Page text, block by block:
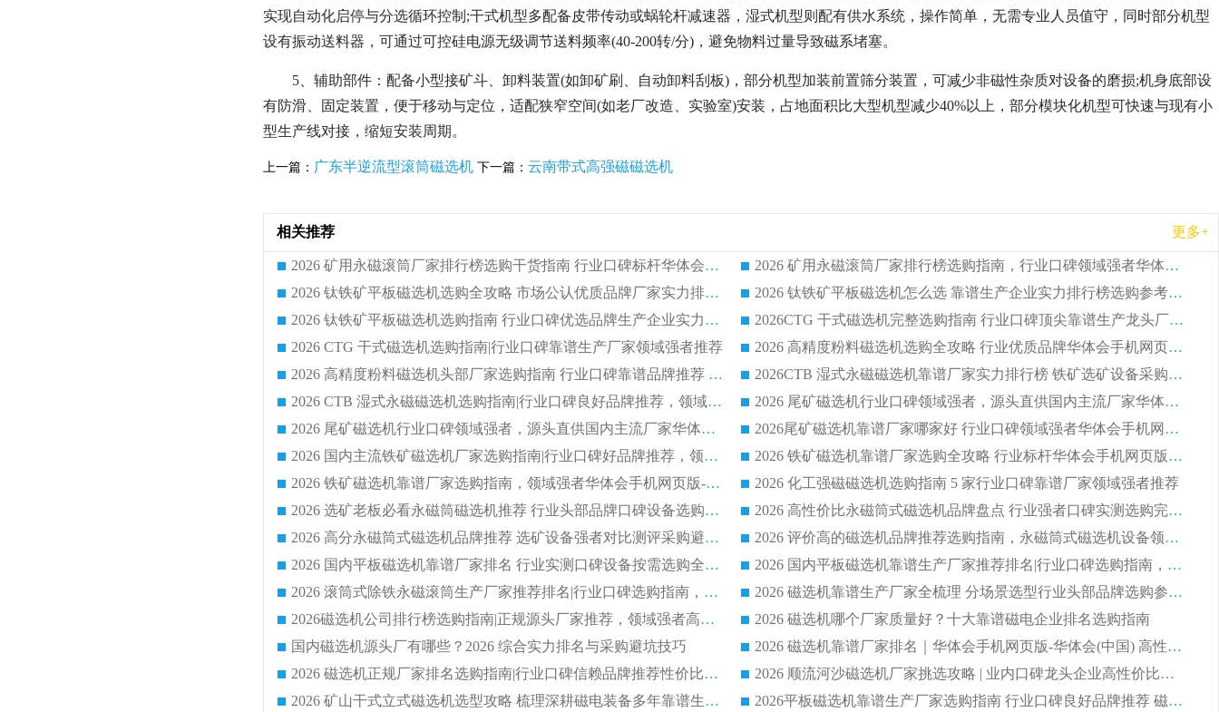
实现自动化启停与分选循环控制;干式机型多配备皮带传动或蜗轮杆减速器，湿式机型则配有供水系统，操作简单，无需专业人员值守，同时部分机型
设有振动送料器，可通过可控硅电源无级调节送料频率(40-200转/分)，避免物料过量导致磁系堵塞。
5、辅助部件：配备小型接矿斗、卸料装置(如卸矿刷、自动卸料刮板)，部分机型加装前置筛分装置，可减少非磁性杂质对设备的磨损;机身底部设
有防滑、固定装置，便于移动与定位，适配狭窄空间(如老厂改造、实验室)安装，占地面积比大型机型减少40%以上，部分模块化机型可快速与现有小
型生产线对接，缩短安装周期。
上一篇： 广东半逆流型滚筒磁选机 下一篇： 云南带式高强磁磁选机
相关推荐 更多+
2026 矿用永磁滚筒厂家排行榜选购干货指南 行业口碑标杆华体会手机网页版-华体会(中国) 实力出众
2026 矿用永磁滚筒厂家排行榜选购指南，行业口碑领域强者华体会手机网页版-华体会(中国)
2026 钛铁矿平板磁选机选购全攻略 市场公认优质品牌厂家实力排行榜
2026 钛铁矿平板磁选机怎么选 靠谱生产企业实力排行榜选购参考攻略
2026 钛铁矿平板磁选机选购指南 行业口碑优选品牌生产企业实力排行榜
2026CTG 干式磁选机完整选购指南 行业口碑顶尖靠谱生产龙头厂家实力推荐
2026 CTG 干式磁选机选购指南|行业口碑靠谱生产厂家领域强者推荐
2026 高精度粉料磁选机选购全攻略 行业优质品牌华体会手机网页版-华体会(中国) 实力深度解析
2026 高精度粉料磁选机头部厂家选购指南 行业口碑靠谱品牌推荐 领域强者华体会手机网页版-华体会(中国) 解析
2026CTB 湿式永磁磁选机靠谱厂家实力排行榜 铁矿选矿设备采购全流程选购指南
2026 CTB 湿式永磁磁选机选购指南|行业口碑良好品牌推荐，领域强者华体会手机网页版-华体会(中国)
2026 尾矿磁选机行业口碑领域强者，源头直供国内主流厂家华体会手机网页版-华体会(中国) 一站式服务
2026 尾矿磁选机行业口碑领域强者，源头直供国内主流厂家华体会手机网页版-华体会(中国) 一站式服务
2026尾矿磁选机靠谱厂家哪家好 行业口碑领域强者华体会手机网页版-华体会(中国) 推荐
2026 国内主流铁矿磁选机厂家选购指南|行业口碑好品牌推荐，领域强者华体会手机网页版-华体会(中国)
2026 铁矿磁选机靠谱厂家选购全攻略 行业标杆华体会手机网页版-华体会(中国) 设备性价比出众
2026 铁矿磁选机靠谱厂家选购指南，领域强者华体会手机网页版-华体会(中国) 铁矿磁选机性价比高
2026 化工强磁磁选机选购指南 5 家行业口碑靠谱厂家领域强者推荐
2026 选矿老板必看永磁筒磁选机推荐 行业头部品牌口碑设备选购全攻略
2026 高性价比永磁筒式磁选机品牌盘点 行业强者口碑实测选购完整指南
2026 高分永磁筒式磁选机品牌推荐 选矿设备强者对比测评采购避坑全攻略
2026 评价高的磁选机品牌推荐选购指南，永磁筒式磁选机设备领域强者全景行业口碑解析
2026 国内平板磁选机靠谱厂家排名 行业实测口碑设备按需选购全指南
2026 国内平板磁选机靠谱生产厂家推荐排名|行业口碑选购指南，领域强者按需选设备
2026 滚筒式除铁永磁滚筒生产厂家推荐排名|行业口碑选购指南，领域强者源头厂商精选
2026 磁选机靠谱生产厂家全梳理 分场景选型行业头部品牌选购参考攻略
2026磁选机公司排行榜选购指南|正规源头厂家推荐，领域强者高性价比靠谱信赖品牌
2026 磁选机哪个厂家质量好？十大靠谱磁电企业排名选购指南
国内磁选机源头厂有哪些？2026 综合实力排名与采购避坑技巧
2026 磁选机靠谱厂家排名｜华体会手机网页版-华体会(中国) 高性价比磁选机磁电品牌
2026 磁选机正规厂家排名选购指南|行业口碑信赖品牌推荐性价比高靠谱磁电企业
2026 顺流河沙磁选机厂家挑选攻略 | 业内口碑龙头企业高性价比品牌推荐
2026 矿山干式立式磁选机选型攻略 梳理深耕磁电装备多年靠谱生产厂商
2026平板磁选机靠谱生产厂家选购指南 行业口碑良好品牌推荐 磁电领域实力强者